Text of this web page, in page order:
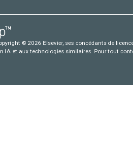
© 2026 Elsevier, ses concédants de
IA et aux technologies similaires. Pour tout